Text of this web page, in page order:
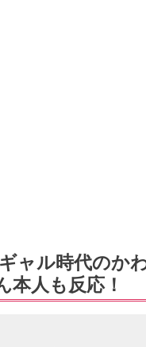
ャル時代のか
本人も反応！